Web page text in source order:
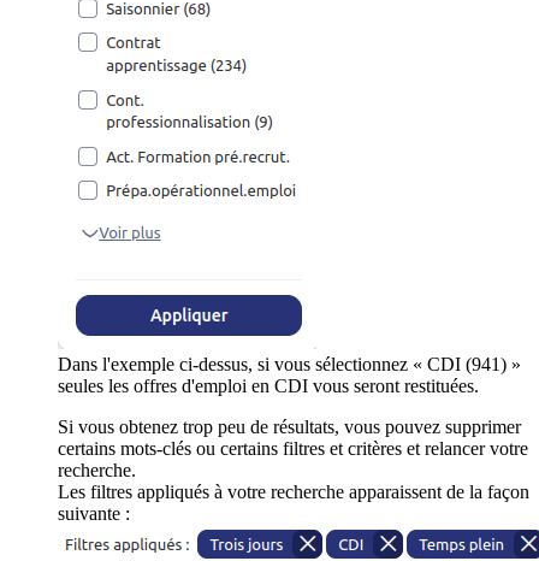
Dans l'exemple ci-dessus, si vous sélectionnez « CDI (941) »
seules les offres d'emploi en CDI vous seront restituées.
Si vous obtenez trop peu de résultats, vous pouvez supprimer
certains mots-clés ou certains filtres et critères et relancer votre
recherche.
Les filtres appliqués à votre recherche apparaissent de la façon
suivante :